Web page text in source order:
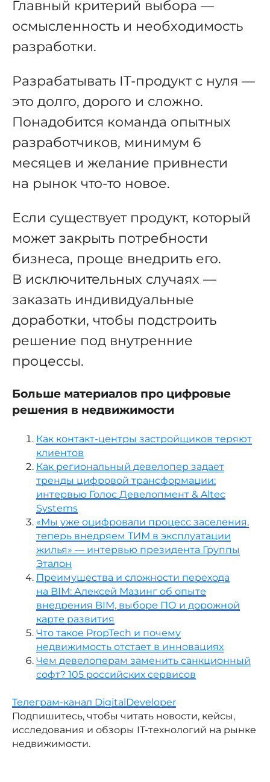
Главный критерий выбора —
осмысленность и необходимость
разработки.
Разрабатывать IT-продукт с нуля —
это долго, дорого и сложно.
Понадобится команда опытных
разработчиков, минимум 6
месяцев и желание привнести
на рынок что-то новое.
Если существует продукт, который
может закрыть потребности
бизнеса, проще внедрить его.
В исключительных случаях —
заказать индивидуальные
доработки, чтобы подстроить
решение под внутренние
процессы.
Больше материалов про цифровые
решения в недвижимости
Как контакт-центры застройщиков теряют
клиентов
Как региональный девелопер задает
тренды цифровой трансформации:
интервью Голос Девелопмент & Altec
Systems
«Мы уже оцифровали процесс заселения,
теперь внедряем ТИМ в эксплуатации
жилья» — интервью президента Группы
Эталон
Преимущества и сложности перехода
на BIM: Алексей Мазинг об опыте
внедрения BIM, выборе ПО и дорожной
карте развития
Что такое PropTech и почему
недвижимость отстает в инновациях
Чем девелоперам заменить санкционный
софт? 105 российских сервисов
Телеграм-канал DigitalDeveloper
Подпишитесь, чтобы читать новости, кейсы,
исследования и обзоры IT-технологий на рынке
недвижимости.